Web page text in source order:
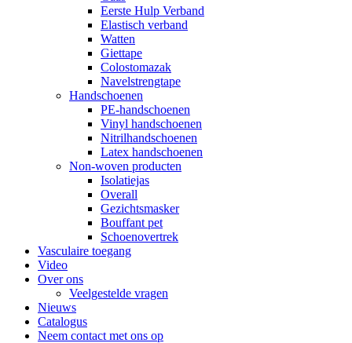
Eerste Hulp Verband
Elastisch verband
Watten
Giettape
Colostomazak
Navelstrengtape
Handschoenen
PE-handschoenen
Vinyl handschoenen
Nitrilhandschoenen
Latex handschoenen
Non-woven producten
Isolatiejas
Overall
Gezichtsmasker
Bouffant pet
Schoenovertrek
Vasculaire toegang
Video
Over ons
Veelgestelde vragen
Nieuws
Catalogus
Neem contact met ons op